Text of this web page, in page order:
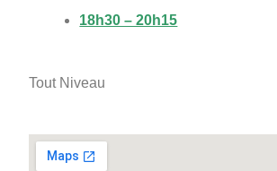
18h30 – 20h15
Tout Niveau